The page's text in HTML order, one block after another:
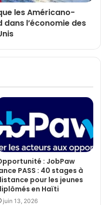
les Américano-
l’économie des
: JobPaw
PASS : 40 stages à
pour les jeunes
en Haïti
juin 13, 2026